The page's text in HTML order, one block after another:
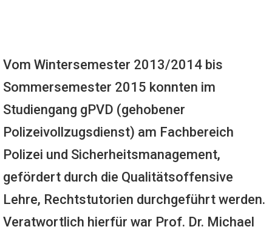
Vom Wintersemester 2013/2014 bis
Sommersemester 2015 konnten im
Studiengang gPVD (gehobener
Polizeivollzugsdienst) am Fachbereich
Polizei und Sicherheitsmanagement,
gefördert durch die Qualitätsoffensive
Lehre, Rechtstutorien durchgeführt werden.
Veratwortlich hierfür war Prof. Dr. Michael